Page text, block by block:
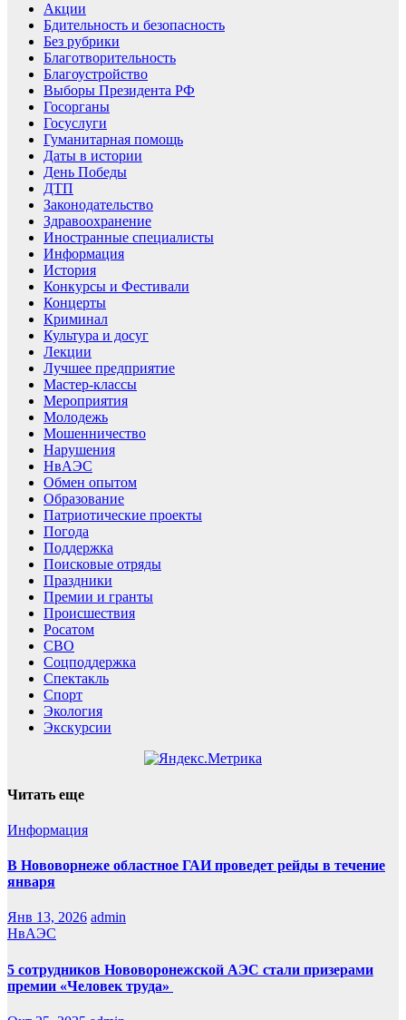
Акции
Бдительность и безопасность
Без рубрики
Благотворительность
Благоустройство
Выборы Президента РФ
Госорганы
Госуслуги
Гуманитарная помощь
Даты в истории
День Победы
ДТП
Законодательство
Здравоохранение
Иностранные специалисты
Информация
История
Конкурсы и Фестивали
Концерты
Криминал
Культура и досуг
Лекции
Лучшее предприятие
Мастер-классы
Мероприятия
Молодежь
Мошенничество
Нарушения
НвАЭС
Обмен опытом
Образование
Патриотические проекты
Погода
Поддержка
Поисковые отряды
Праздники
Премии и гранты
Происшествия
Росатом
СВО
Соцподдержка
Спектакль
Спорт
Экология
Экскурсии
Читать еще
Информация
В Нововорнеже областное ГАИ проведет рейды в течение
января
Янв 13, 2026 admin
НвАЭС
5 сотрудников Нововоронежской АЭС стали призерами
премии «Человек труда»